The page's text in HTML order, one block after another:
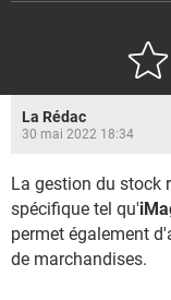
La Rédac
30 mai 2022 18:34
La gestion du stock
spécifique tel qu'
permet également
de marchandises.